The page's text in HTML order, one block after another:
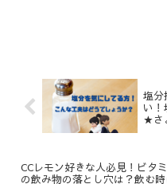
塩分
い！
★さ
CCレモン好きな人必見！ビタ
の飲み物の落とし穴は？飲む